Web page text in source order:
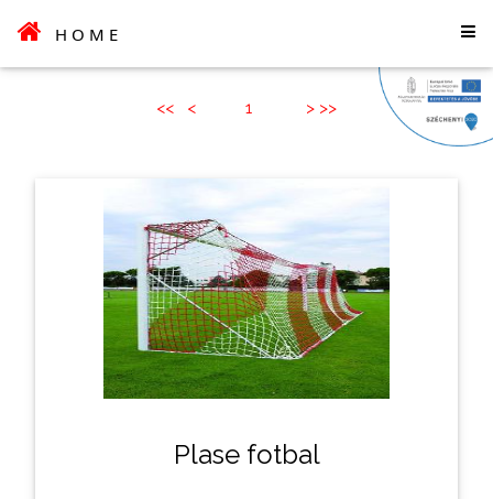
HOME
<< < 1 > >>
Plase fotbal